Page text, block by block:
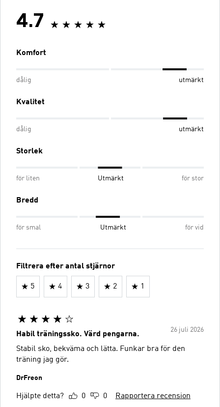
4.7
Komfort
dålig utmärkt
Kvalitet
dålig utmärkt
Storlek
för liten Utmärkt för stor
Bredd
för smal Utmärkt för vid
Filtrera efter antal stjärnor
5 4 3 2 1
26 juli 2026
Habil träningssko. Värd pengarna.
Stabil sko, bekväma och lätta. Funkar bra för den
träning jag gör.
DrFreon
Hjälpte detta? 0 0 Rapportera recension